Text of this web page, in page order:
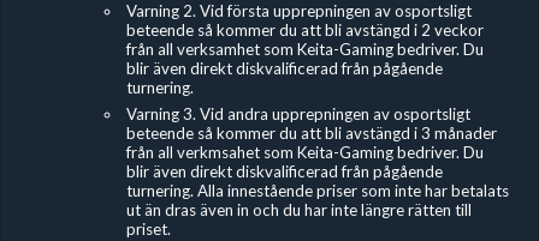
Varning 2. Vid första upprepningen av osportsligt
beteende så kommer du att bli avstängd i 2 veckor
från all verksamhet som Keita-Gaming bedriver. Du
blir även direkt diskvalificerad från pågående
turnering.
Varning 3. Vid andra upprepningen av osportsligt
beteende så kommer du att bli avstängd i 3 månader
från all verkmsahet som Keita-Gaming bedriver. Du
blir även direkt diskvalificerad från pågående
turnering. Alla innestående priser som inte har betalats
ut än dras även in och du har inte längre rätten till
priset.